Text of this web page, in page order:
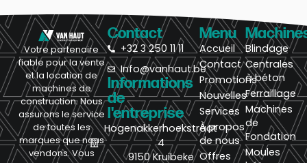
Votre partenaire
fiable pour la vente
et la location de
machines de
construction. Nous
assurons le service
de toutes les
marques que nous
vendons. Vous
Contact
+32 3 250 11 11
Info@vanhaut.be
Informations
de
l'entreprise
Hogenakkerhoekstraat
4
9150 Kruibeke
Menu
Accueil
Contact
Promotions
Nouvelles
Services
À propos
de nous
Offres
Blindage
Centrales
à béton
Ferraillage
Machines
de
Fondation
Moules